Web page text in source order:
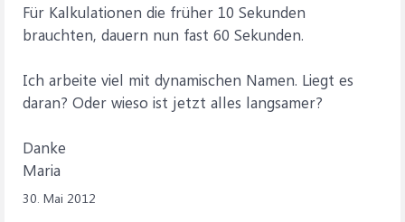
Für Kalkulationen die früher 10 Sekunden
brauchten, dauern nun fast 60 Sekunden.
Ich arbeite viel mit dynamischen Namen. Liegt es
daran? Oder wieso ist jetzt alles langsamer?
Danke
Maria
30. Mai 2012